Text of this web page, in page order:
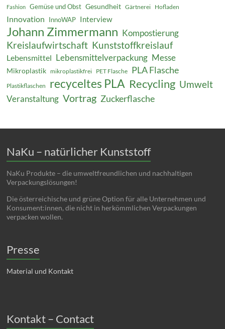
Fashion Gemüse und Obst Gesundheit Gärtnerei Hofladen
Innovation InnoWAP Interview
Johann Zimmermann Kompostierung
Kreislaufwirtschaft Kunststoffkreislauf
Lebensmittel Lebensmittelverpackung Messe
Mikroplastik mikroplastikfrei PET Flasche PLA Flasche
Plastikflaschen recyceltes PLA Recycling Umwelt
Veranstaltung Vortrag Zuckerflasche
NaKu – natürlicher Kunststoff
NaKu Produkte – die umweltfreundlichen und nachhaltigen
Verpackungslösungen!
Die österreichische und grüne Option für alle Unternehmen und
Konsument:innen, die nicht in herkömmlichen Verpackungen
verpacken wollen.
Presse
Material und Kontakt
Kontakt – Contact